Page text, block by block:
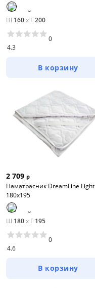
Ш 160x Г200
4.3
0
В корзину
2 709 р
Наматрасник DreamLine Light
180х195
Ш 180x Г 195
4.6
0
В корзину